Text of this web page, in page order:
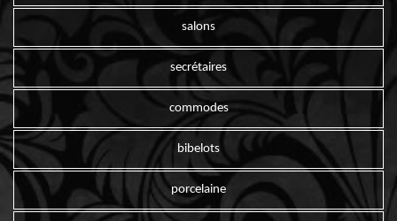
salons
secrétaires
commodes
bibelots
porcelaine